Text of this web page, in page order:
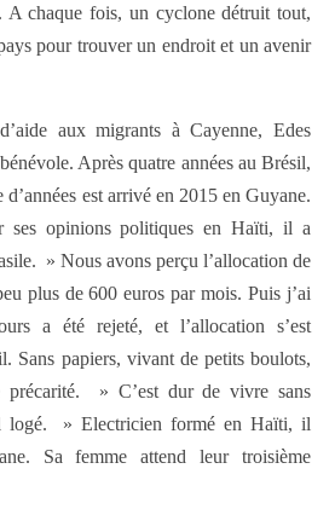
A chaque fois, un cyclone détruit tout,
pour trouver un endroit et un avenir
aux migrants à Cayenne, Edes
Après quatre années au Brésil,
est arrivé en 2015 en Guyane.
ses opinions politiques en Haïti, il a
» Nous avons perçu l’allocation de
plus de 600 euros par mois. Puis j’ai
a été rejeté, et l’allocation s’est
Sans papiers, vivant de petits boulots,
précarité. » C’est dur de vivre sans
logé. » Electricien formé en Haïti, il
Sa femme attend leur troisième